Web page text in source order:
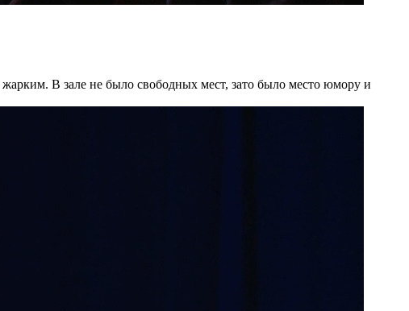
жарким. В зале не было свободных мест, зато было место юмору и